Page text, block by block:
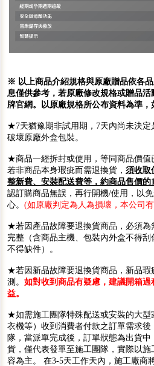
※ 以上商品介紹規格與原廠贈品依各
息僅供參考，若原廠修改規格或贈品
牌官網。以原廠規格所公布資料為準，
★7天猶豫期非試用期，7天內尚未決定
破壞原廠外盒包裝。
★商品一經拆封或使用，等同商品價值
若非商品本身瑕疵而需退換貨， 須收取
整新費、安裝配送費等，約商品售價的
認訂購商品無誤，再行開機/使用，以
心。 (如原廠判定為人為損壞，本公司
★若因產品故障要退換貨商品，必須為
完整（含商品主機、包裝內外盒不得
不得缺件）。
★若因新品故障要退換貨商品，新品瑕
測。 如對收到商品有疑慮，建議開箱
益。
★如需施工團隊特殊配送或安裝的大型
衣機等）收到消費者付款之訂單需求
隊，當派單完成後，訂單狀態為出貨
貨，僅代表發單至施工團隊，實際以
容為主。 在3-5天工作天內，施工廠商